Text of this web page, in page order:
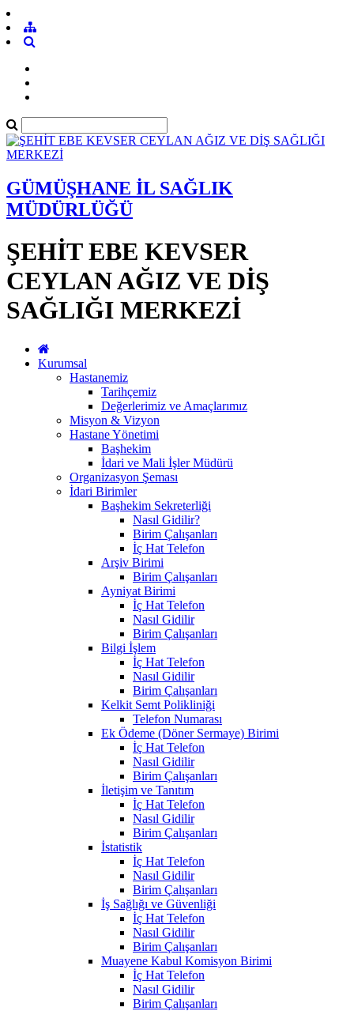
GÜMÜŞHANE İL SAĞLIK
MÜDÜRLÜĞÜ
ŞEHİT EBE KEVSER
CEYLAN AĞIZ VE DİŞ
SAĞLIĞI MERKEZİ
Kurumsal
Hastanemiz
Tarihçemiz
Değerlerimiz ve Amaçlarımız
Misyon & Vizyon
Hastane Yönetimi
Başhekim
İdari ve Mali İşler Müdürü
Organizasyon Şeması
İdari Birimler
Başhekim Sekreterliği
Nasıl Gidilir?
Birim Çalışanları
İç Hat Telefon
Arşiv Birimi
Birim Çalışanları
Ayniyat Birimi
İç Hat Telefon
Nasıl Gidilir
Birim Çalışanları
Bilgi İşlem
İç Hat Telefon
Nasıl Gidilir
Birim Çalışanları
Kelkit Semt Polikliniği
Telefon Numarası
Ek Ödeme (Döner Sermaye) Birimi
İç Hat Telefon
Nasıl Gidilir
Birim Çalışanları
İletişim ve Tanıtım
İç Hat Telefon
Nasıl Gidilir
Birim Çalışanları
İstatistik
İç Hat Telefon
Nasıl Gidilir
Birim Çalışanları
İş Sağlığı ve Güvenliği
İç Hat Telefon
Nasıl Gidilir
Birim Çalışanları
Muayene Kabul Komisyon Birimi
İç Hat Telefon
Nasıl Gidilir
Birim Çalışanları